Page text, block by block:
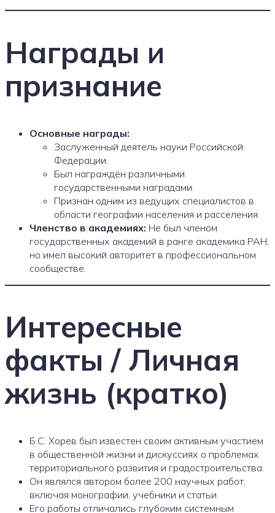
Награды и
признание
Основные награды:
Заслуженный деятель науки Российской
Федерации.
Был награждён различными
государственными наградами.
Признан одним из ведущих специалистов в
области географии населения и расселения.
Членство в академиях: Не был членом
государственных академий в ранге академика РАН,
но имел высокий авторитет в профессиональном
сообществе.
Интересные
факты / Личная
жизнь (кратко)
Б.С. Хорев был известен своим активным участием
в общественной жизни и дискуссиях о проблемах
территориального развития и градостроительства.
Он являлся автором более 200 научных работ,
включая монографии, учебники и статьи.
Его работы отличались глубоким системным